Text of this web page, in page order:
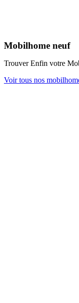
Mobilhome neuf
Trouver Enfin votre
Voir tous nos